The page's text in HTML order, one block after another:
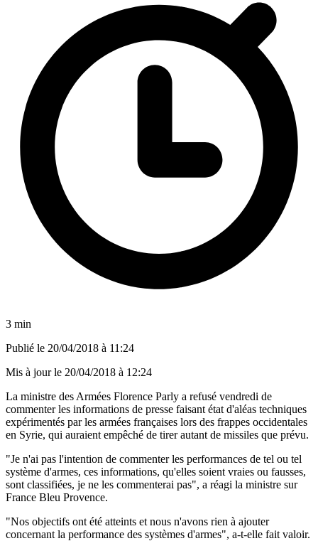
3 min
Publié le 20/04/2018 à 11:24
Mis à jour le 20/04/2018 à 12:24
La ministre des Armées Florence Parly a refusé vendredi de
commenter les informations de presse faisant état d'aléas techniques
expérimentés par les armées françaises lors des frappes occidentales
en Syrie, qui auraient empêché de tirer autant de missiles que prévu.
"Je n'ai pas l'intention de commenter les performances de tel ou tel
système d'armes, ces informations, qu'elles soient vraies ou fausses,
sont classifiées, je ne les commenterai pas", a réagi la ministre sur
France Bleu Provence.
"Nos objectifs ont été atteints et nous n'avons rien à ajouter
concernant la performance des systèmes d'armes", a-t-elle fait valoir.